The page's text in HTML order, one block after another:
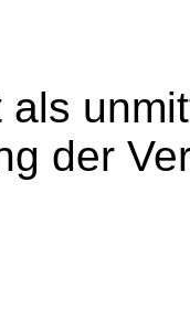
als
der